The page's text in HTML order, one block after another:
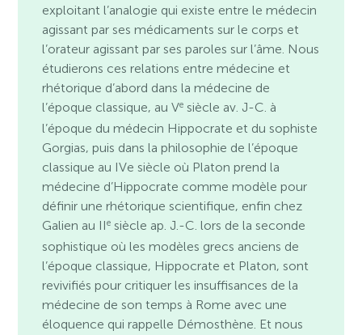
exploitant l’analogie qui existe entre le médecin
agissant par ses médicaments sur le corps et
l’orateur agissant par ses paroles sur l’âme. Nous
étudierons ces relations entre médecine et
rhétorique d’abord dans la médecine de
l’époque classique, au Ve siècle av. J-C. à
l’époque du médecin Hippocrate et du sophiste
Gorgias, puis dans la philosophie de l’époque
classique au IVe siècle où Platon prend la
médecine d’Hippocrate comme modèle pour
définir une rhétorique scientifique, enfin chez
Galien au IIe siècle ap. J.-C. lors de la seconde
sophistique où les modèles grecs anciens de
l’époque classique, Hippocrate et Platon, sont
revivifiés pour critiquer les insuffisances de la
médecine de son temps à Rome avec une
éloquence qui rappelle Démosthène. Et nous